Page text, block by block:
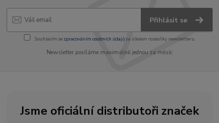
Přihlásit se
Souhlasím se zpracováním osobních údajůza účelem rozesílky newsletteru.
Newsletter posíláme maximálně jednou za měsíc
Jsme oficiální distributoři značek